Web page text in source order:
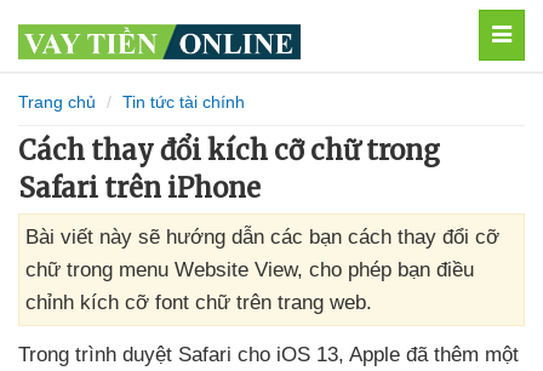
Trang chủ Tin tức tài chính
Cách thay đổi kích cỡ chữ trong
Safari trên iPhone
Bài viết này sẽ hướng dẫn các bạn cách thay đổi cỡ
chữ trong menu Website View, cho phép bạn điều
chỉnh kích cỡ font chữ trên trang web.
Trong trình duyệt Safari cho iOS 13, Apple đã thêm một